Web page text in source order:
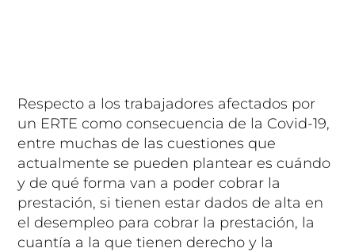
Respecto a los trabajadores afectados por
un ERTE como consecuencia de la Covid-19,
entre muchas de las cuestiones que
actualmente se pueden plantear es cuándo
y de qué forma van a poder cobrar la
prestación, si tienen estar dados de alta en
el desempleo para cobrar la prestación, la
cuantía a la que tienen derecho y la